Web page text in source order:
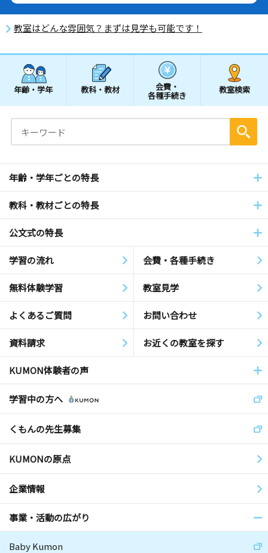
教室はどんな雰囲気？まずは見学も可能です！
年齢・学年 教科・教材 会費・
各種手続き
教室検索
年齢・学年ごとの特長
教科・教材ごとの特長
公文式の特長
学習の流れ 会費・各種手続き
無料体験学習 教室見学
よくあるご質問 お問い合わせ
資料請求 お近くの教室を探す
KUMON体験者の声
学習中の方へ
くもんの先生募集
KUMONの原点
企業情報
事業・活動の広がり
Baby Kumon